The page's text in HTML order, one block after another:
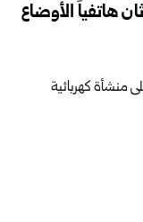
هاتفياً الأوضاع